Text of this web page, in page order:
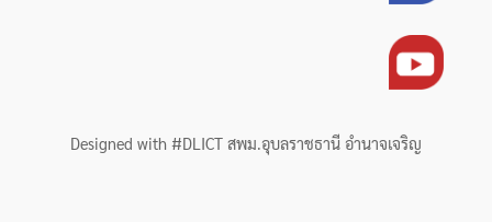
Designed with #DLICT สพม.อุบลราชธานี อำนาจเจริญ